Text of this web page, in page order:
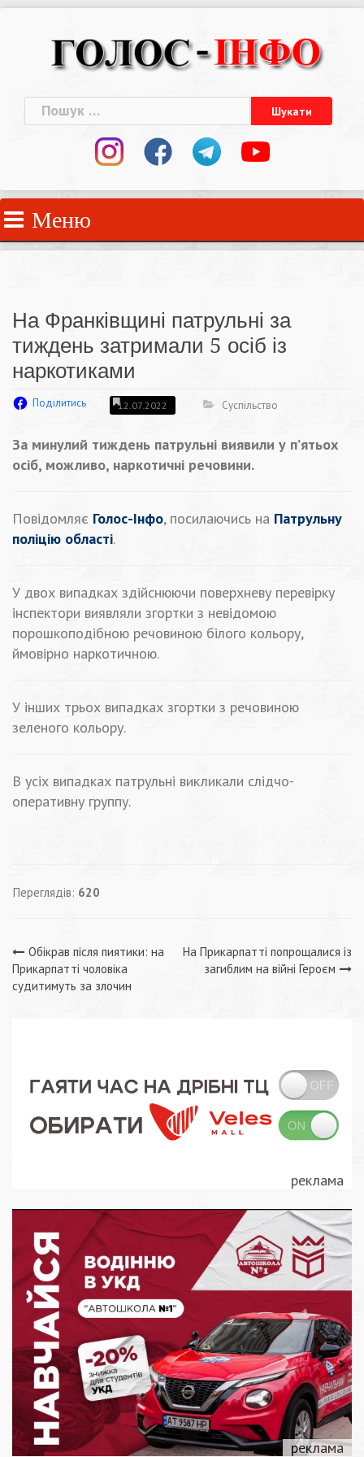
Пошук:
Меню
На Франківщині патрульні за
тиждень затримали 5 осіб із
наркотиками
Поділитись 12.07.2022 Суспільство
За минулий тиждень патрульні виявили у п’ятьох
осіб, можливо, наркотичні речовини.
Повідомляє Голос-Інфо, посилаючись на Патрульну
поліцію області.
У двох випадках здійснюючи поверхневу перевірку
інспектори виявляли згортки з невідомою
порошкоподібною речовиною білого кольору,
ймовірно наркотичною.
У інших трьох випадках згортки з речовиною
зеленого кольору.
В усіх випадках патрульні викликали слідчо-
оперативну группу.
Переглядів: 620
Навігація
записів
Обікрав після пиятики: на
Прикарпатті чоловіка
судитимуть за злочин
На Прикарпатті попрощалися із
загиблим на війні Героєм